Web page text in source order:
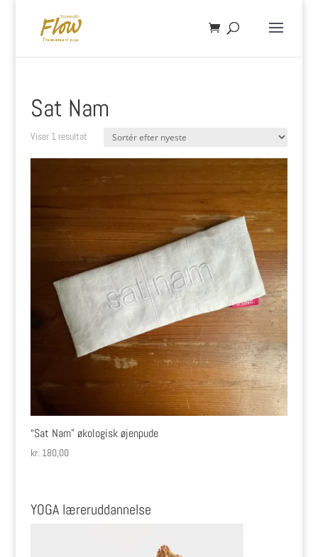
Sat Nam
Viser 1 resultat
“Sat Nam” økologisk øjenpude
kr. 180,00
YOGA læreruddannelse